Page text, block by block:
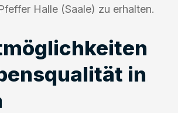
Halle (Saale) zu erhalten.
in